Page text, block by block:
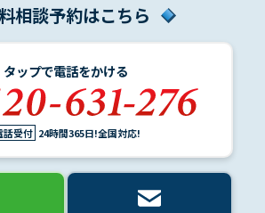
相談予約はこちら
タップで電話をかける
話受付 24時間365日!全国対応!